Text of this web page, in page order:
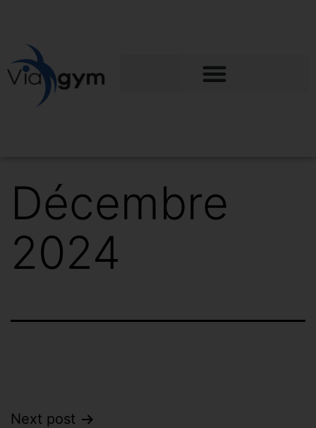
Décembre
2024
Next post